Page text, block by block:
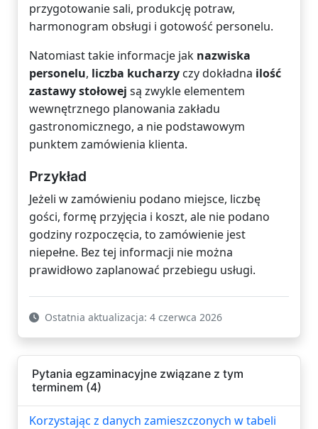
przygotowanie sali, produkcję potraw,
harmonogram obsługi i gotowość personelu.
Natomiast takie informacje jak nazwiska
personelu, liczba kucharzy czy dokładna ilość
zastawy stołowej są zwykle elementem
wewnętrznego planowania zakładu
gastronomicznego, a nie podstawowym
punktem zamówienia klienta.
Przykład
Jeżeli w zamówieniu podano miejsce, liczbę
gości, formę przyjęcia i koszt, ale nie podano
godziny rozpoczęcia, to zamówienie jest
niepełne. Bez tej informacji nie można
prawidłowo zaplanować przebiegu usługi.
Ostatnia aktualizacja: 4 czerwca 2026
Pytania egzaminacyjne związane z tym
terminem (4)
Korzystając z danych zamieszczonych w tabeli